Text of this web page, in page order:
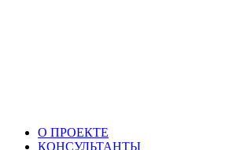
О ПРОЕКТЕ
КОНСУЛЬТАНТЫ